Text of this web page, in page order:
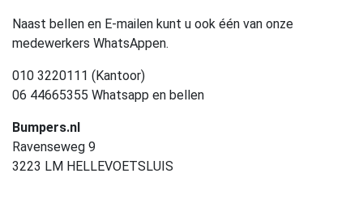
Naast bellen en E-mailen kunt u ook één van onze
medewerkers WhatsAppen.
010 3220111 (Kantoor)
06 44665355 Whatsapp en bellen
Bumpers.nl
Ravenseweg 9
3223 LM HELLEVOETSLUIS